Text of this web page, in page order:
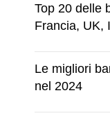
Top 20 delle
Francia, UK,
Le migliori
nel 2024